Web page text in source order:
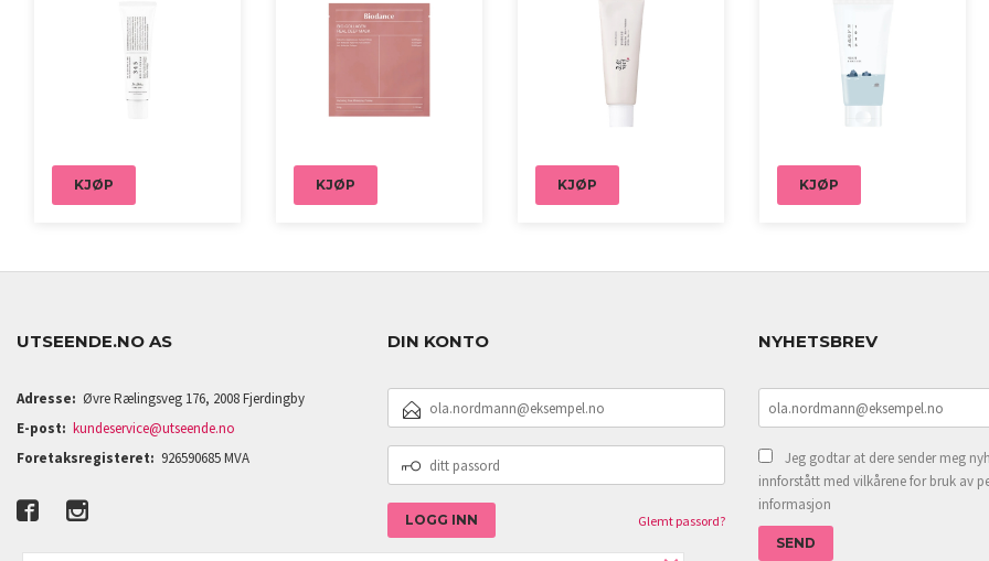
KJØP KJØP KJØP KJØP
UTSEENDE.NO AS
Adresse: Øvre Rælingsveg 176, 2008 Fjerdingby
E-post: kundeservice@utseende.no
Foretaksregisteret: 926590685 MVA
DIN KONTO
POSTADRESSE
PASSORD
Glemt passord?
NYHETSBREV
Jeg godtar at dere sender meg
innforstått med vilkårene for bruk av
informasjon